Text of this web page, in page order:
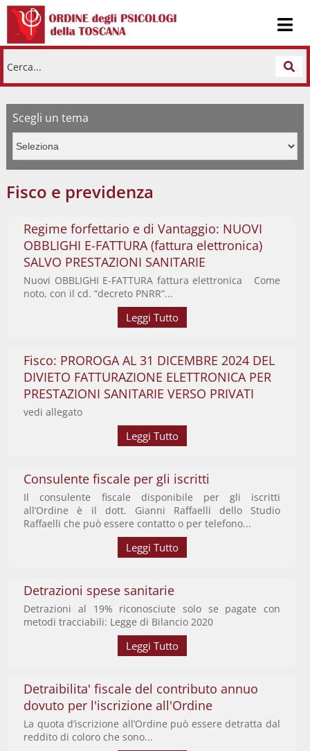
Cerca...
Scegli un tema
Fisco e previdenza
Regime forfettario e di Vantaggio: NUOVI
OBBLIGHI E-FATTURA (fattura elettronica)
SALVO PRESTAZIONI SANITARIE
Nuovi OBBLIGHI E-FATTURA fattura elettronica Come
noto, con il cd. “decreto PNRR”...
Leggi Tutto
Fisco: PROROGA AL 31 DICEMBRE 2024 DEL
DIVIETO FATTURAZIONE ELETTRONICA PER
PRESTAZIONI SANITARIE VERSO PRIVATI
vedi allegato
Leggi Tutto
Consulente fiscale per gli iscritti
Il consulente fiscale disponibile per gli iscritti
all’Ordine è il dott. Gianni Raffaelli dello Studio
Raffaelli che può essere contatto o per telefono...
Leggi Tutto
Detrazioni spese sanitarie
Detrazioni al 19% riconosciute solo se pagate con
metodi tracciabili: Legge di Bilancio 2020
Leggi Tutto
Detraibilita' fiscale del contributo annuo
dovuto per l'iscrizione all'Ordine
La quota d’iscrizione all’Ordine può essere detratta dal
reddito di coloro che sono...